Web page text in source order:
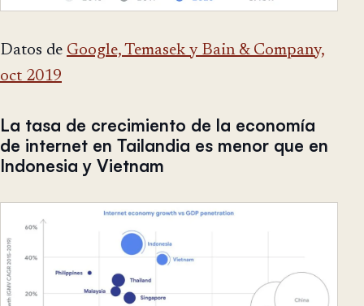
Datos de Google, Temasek y Bain & Company,
oct 2019
La tasa de crecimiento de la economía
de internet en Tailandia es menor que en
Indonesia y Vietnam